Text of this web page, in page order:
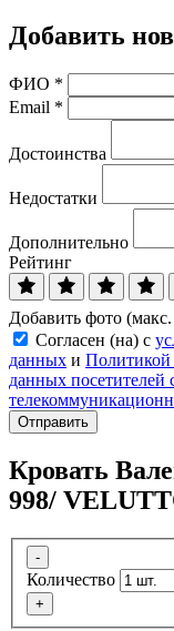
Добавить
ФИО *
Email *
Достоинства
Недостатки
Дополнительно
Рейтинг
Добавить фото
Согласен (на) с
данных и Политикой
данных
Отправить
Кровать
998/
-
Количество
+